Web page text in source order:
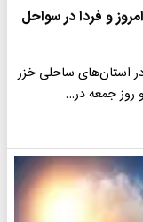
و فردا در سواحل
استان‌های ساحلی خزر
روز جمعه در…